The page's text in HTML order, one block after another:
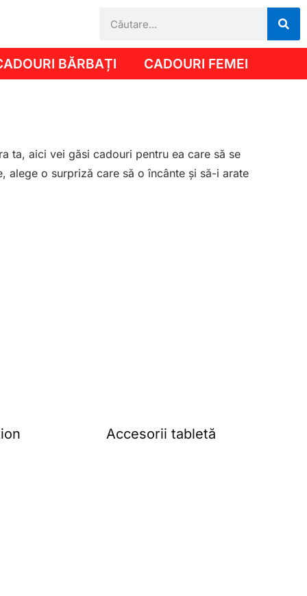
BĂRBAȚI CADOURI FEMEI
ta, aici vei găsi cadouri pentru ea care să se
alege o surpriză care să o încânte și să-i arate
Accesorii tabletă